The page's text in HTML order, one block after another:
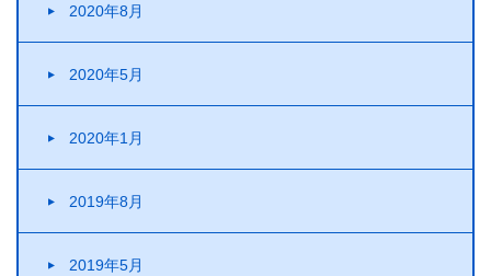
2020年8月
2020年5月
2020年1月
2019年8月
2019年5月